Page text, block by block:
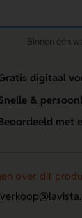
Binnen één
digitaal
&
met
over dit